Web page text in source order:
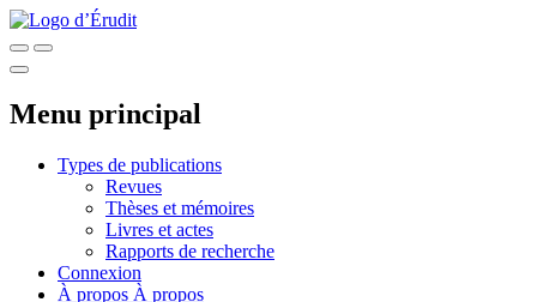
Menu principal
Types de publications
Revues
Thèses et mémoires
Livres et actes
Rapports de recherche
Connexion
À propos À propos